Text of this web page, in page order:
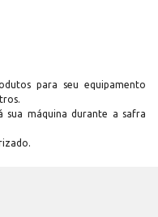
para seu equipamento
sua máquina durante a safra